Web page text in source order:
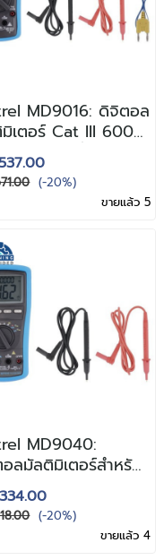
MD9016: ดิจิตอล
เตอร์ Cat III 600V
าคุ้มราคาที่สุด
(-20%)
ขายแล้ว 5
MD9040:
ลมัลติมิเตอร์สำหรับ
ตสาหกรรม
(-20%)
ขายแล้ว 4